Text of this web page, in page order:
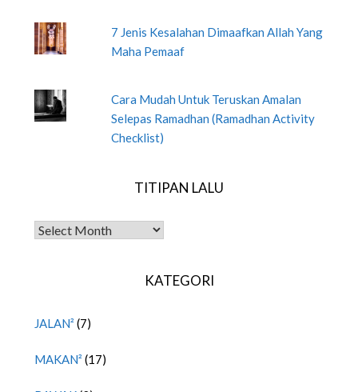
7 Jenis Kesalahan Dimaafkan Allah Yang
Maha Pemaaf
Cara Mudah Untuk Teruskan Amalan
Selepas Ramadhan (Ramadhan Activity
Checklist)
TITIPAN LALU
TITIPAN LALU
KATEGORI
JALAN² (7)
MAKAN² (17)